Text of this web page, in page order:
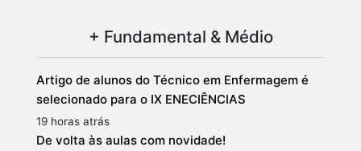
+ Fundamental & Médio
Artigo de alunos do Técnico em Enfermagem é
selecionado para o IX ENECIÊNCIAS
19 horas atrás
De volta às aulas com novidade!